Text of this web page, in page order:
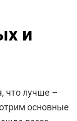
и
что лучше –
основные